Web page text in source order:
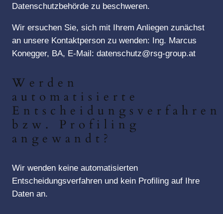
Datenschutzbehörde zu beschweren.
Wir ersuchen Sie, sich mit Ihrem Anliegen zunächst
an unsere Kontaktperson zu wenden: Ing. Marcus
Konegger, BA, E-Mail: datenschutz@rsg-group.at
Werden
automatisierte
Entscheidungsverfahren
bzw. Profiling
angewandt?
Wir wenden keine automatisierten
Entscheidungsverfahren und kein Profiling auf Ihre
Daten an.